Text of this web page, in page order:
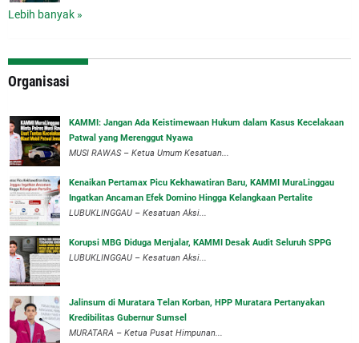
Lebih banyak »
Organisasi
‎KAMMI: Jangan Ada Keistimewaan Hukum dalam Kasus Kecelakaan
Patwal yang Merenggut Nyawa
‎MUSI RAWAS – Ketua Umum Kesatuan...
‎Kenaikan Pertamax Picu Kekhawatiran Baru, KAMMI MuraLinggau
Ingatkan Ancaman Efek Domino Hingga Kelangkaan Pertalite
‎LUBUKLINGGAU – Kesatuan Aksi...
Korupsi MBG Diduga Menjalar, KAMMI Desak Audit Seluruh SPPG
‎LUBUKLINGGAU – Kesatuan Aksi...
‎Jalinsum di Muratara Telan Korban, HPP Muratara Pertanyakan
Kredibilitas Gubernur Sumsel
MURATARA – Ketua Pusat Himpunan...